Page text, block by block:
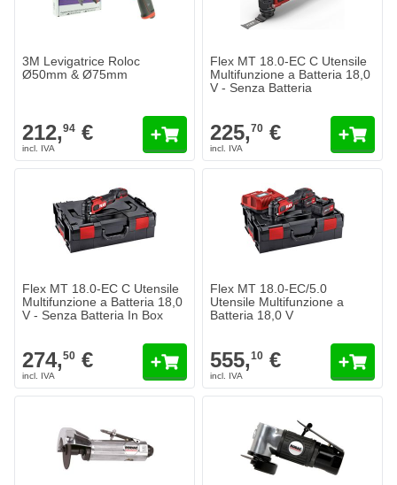
3M Levigatrice Roloc
Ø50mm & Ø75mm
212,94 €
Flex MT 18.0-EC C Utensile
Multifunzione a Batteria 18,0
V - Senza Batteria
225,70 €
Flex MT 18.0-EC C Utensile
Multifunzione a Batteria 18,0
V - Senza Batteria In Box
274,50 €
Flex MT 18.0-EC/5.0
Utensile Multifunzione a
Batteria 18,0 V
555,10 €